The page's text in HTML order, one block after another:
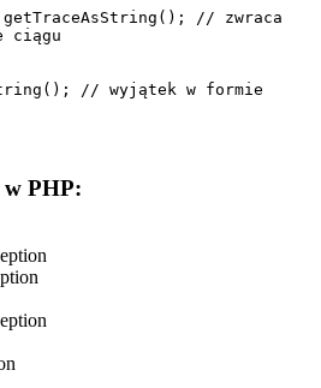
// zwraca
ciągu
// wyjątek w formie
PHP: